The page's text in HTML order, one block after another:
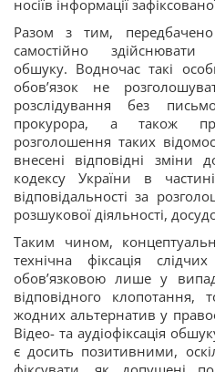
носіїв інформації
Разом з тим,
самостійно здійснювати
обшуку. Водночас такі
обов’язок не
розслідування без
прокурора, а також
розголошення таких
внесені відповідні зміни
кодексу України в
відповідальності за
розшукової діяльності,
Таким чином,
технічна фіксація
обов’язковою лише у
відповідного
жодних альтернатив у
Відео- та аудіофіксація
є досить позитивними,